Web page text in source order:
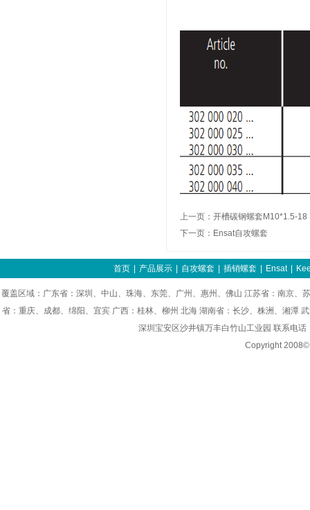
上一页： 开槽碳钢螺套M10*1.5-18
下一页： Ensat自攻螺套
首页 产品展示 自攻螺套 插销螺套 Ensat
覆盖区域：广东省：深圳、中山、珠海、东莞、广州、惠州、佛山 江苏省：南京
省：重庆、成都、绵阳、宜宾 广西：桂林、柳州 北海 湖南省：长沙、株洲、湘潭
深圳宝安区沙井镇万丰白竹山工业园 联系
Copyright